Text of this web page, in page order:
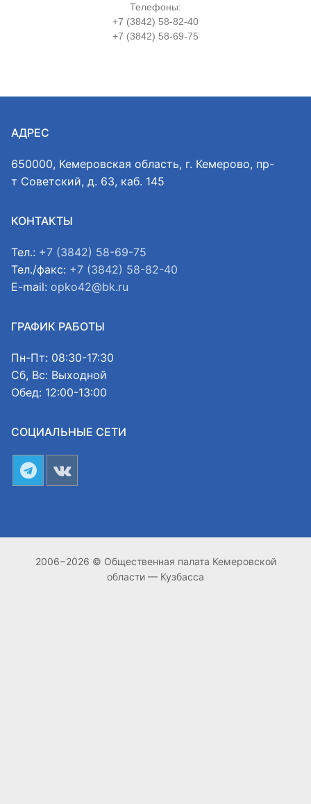
Телефоны:
+7 (3842) 58-82-40
+7 (3842) 58-69-75
АДРЕС
650000, Кемеровская область, г. Кемерово, пр-
т Советский, д. 63, каб. 145
КОНТАКТЫ
Тел.: +7 (3842) 58-69-75
Тел./факс: +7 (3842) 58-82-40
E-mail: opko42@bk.ru
ГРАФИК РАБОТЫ
Пн-Пт: 08:30-17:30
Сб, Вс: Выходной
Обед: 12:00-13:00
СОЦИАЛЬНЫЕ СЕТИ
2006−2026 © Общественная палата Кемеровской
области — Кузбасса